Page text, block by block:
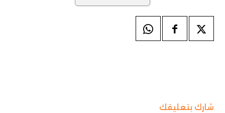
شارك بتعليقك